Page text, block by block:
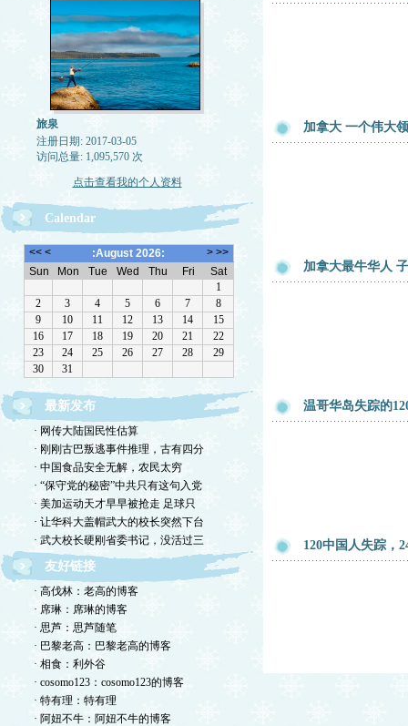
旅泉
注册日期: 2017-03-05
访问总量: 1,095,570 次
点击查看我的个人资料
Calendar
最新发布
· 网传大陆国民性估算
· 刚刚古巴叛逃事件推理，古有四分
· 中国食品安全无解，农民太穷
· “保守党的秘密”中共只有这句入党
· 美加运动天才早早被抢走 足球只
· 让华科大盖帽武大的校长突然下台
· 武大校长硬刚省委书记，没活过三
友好链接
· 高伐林：老高的博客
· 席琳：席琳的博客
· 思芦：思芦随笔
· 巴黎老高：巴黎老高的博客
· 相食：利外谷
· cosomo123：cosomo123的博客
· 特有理：特有理
· 阿妞不牛：阿妞不牛的博客
加拿大 一个伟大
加拿大最牛华人
温哥华岛失踪的
120中国人失踪，